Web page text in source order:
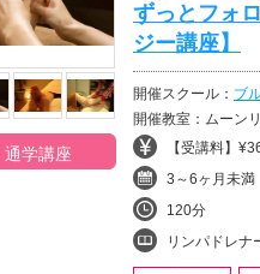
通学講座
ずっとフォ
ジー講座】
開催スクール： ブ
開催教室：ムーン
【受講料】
3～6ヶ月未満
120分
リンパドレナージュ・リン